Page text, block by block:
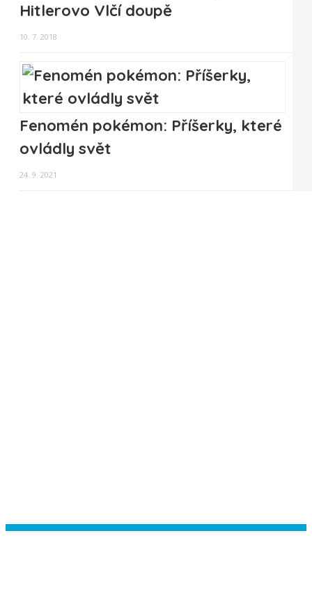
Hitlerovo Vlčí doupě
10. 7. 2018
Fenomén pokémon: Příšerky, které
ovládly svět
24. 9. 2021